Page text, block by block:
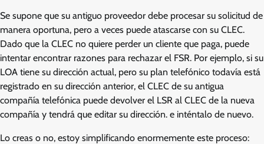
Se supone que su antiguo proveedor debe procesar su solicitud de
manera oportuna, pero a veces puede atascarse con su CLEC.
Dado que la CLEC no quiere perder un cliente que paga, puede
intentar encontrar razones para rechazar el FSR. Por ejemplo, si su
LOA tiene su dirección actual, pero su plan telefónico todavía está
registrado en su dirección anterior, el CLEC de su antigua
compañía telefónica puede devolver el LSR al CLEC de la nueva
compañía y tendrá que editar su dirección. e inténtalo de nuevo.
Lo creas o no, estoy simplificando enormemente este proceso: